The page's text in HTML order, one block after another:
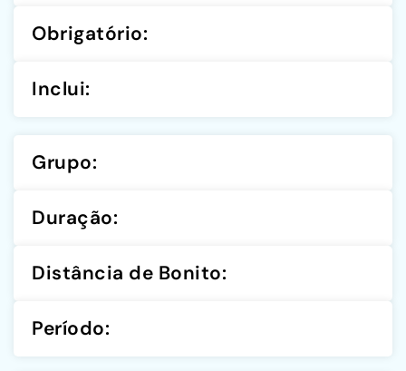
Obrigatório:
Inclui:
Grupo:
Duração:
Distância de Bonito:
Período: